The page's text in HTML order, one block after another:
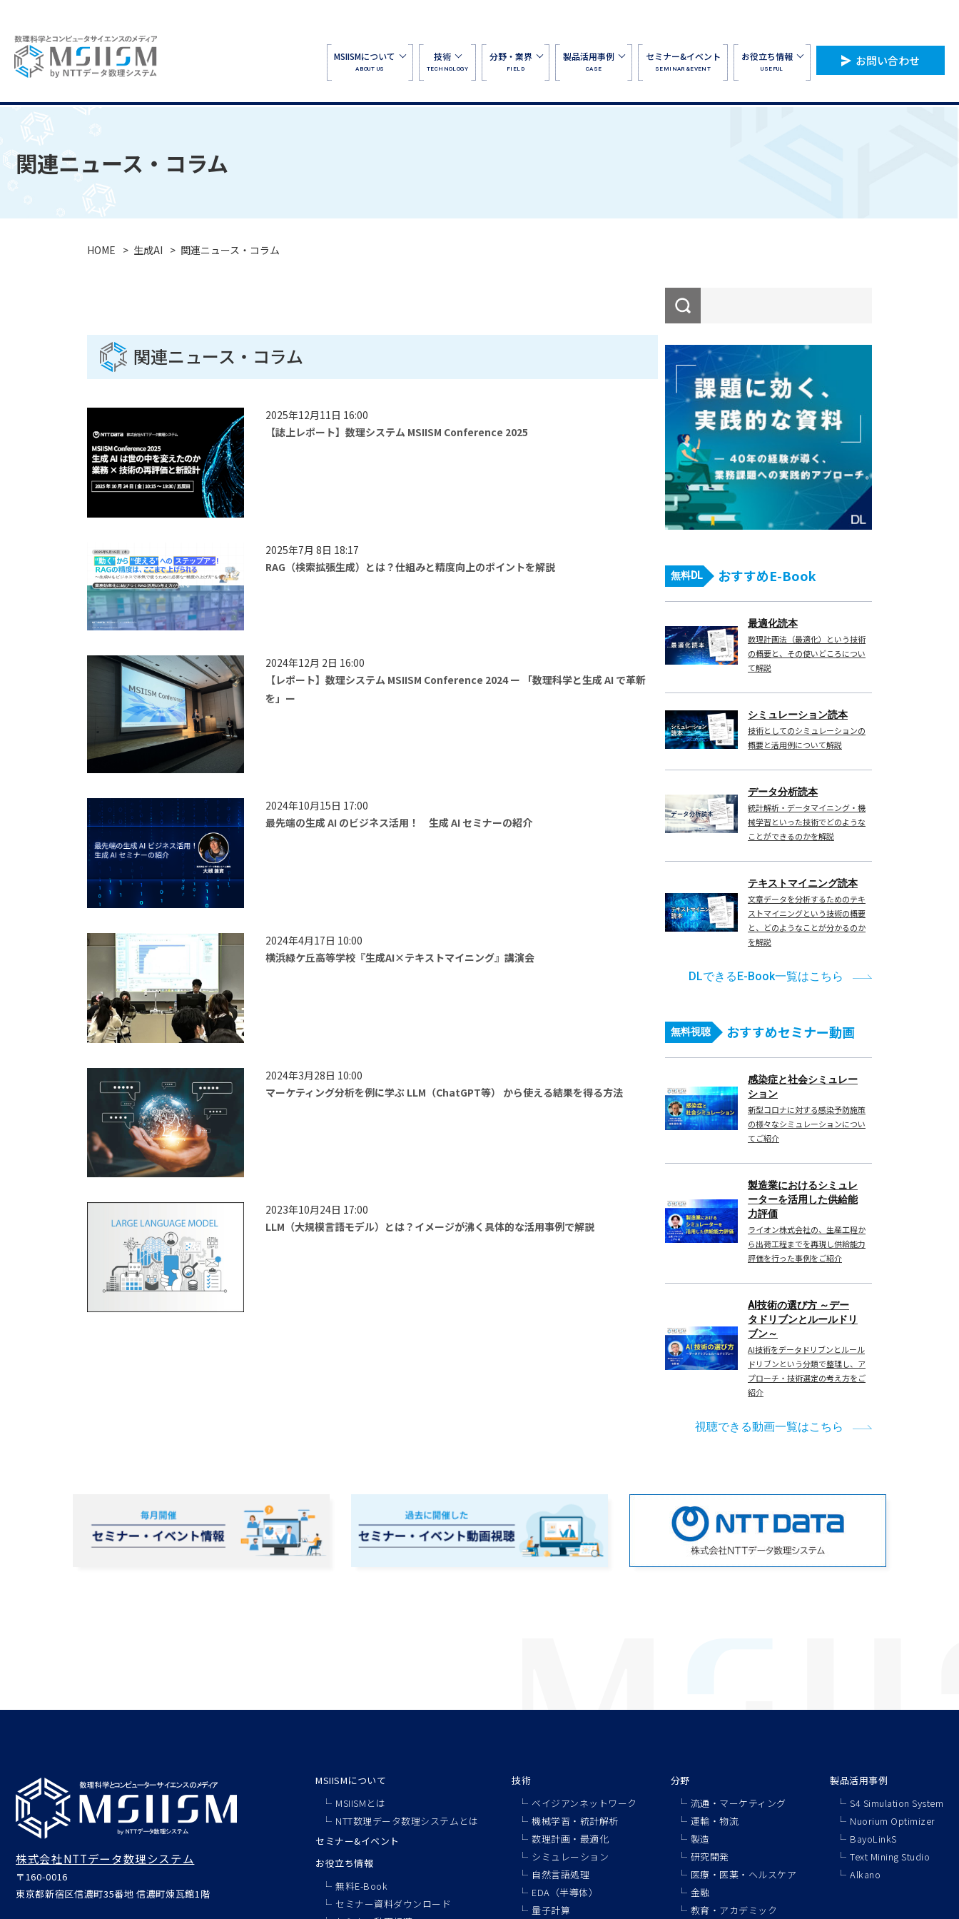
MSIISMについて
ABOUT US
技術
TECHNOLOGY
分野・業界
FIELD
製品活用事例
CASE
セミナー&イベント
SEMINAR&EVENT
お役立ち情報
USEFUL
お問い合わせ
関連ニュース・コラム
HOME 生成AI 関連ニュース・コラム
関連ニュース・コラム
2025年12月11日 16:00
【誌上レポート】数理システム MSIISM Conference 2025
2025年7月 8日 18:17
RAG（検索拡張生成）とは？仕組みと精度向上のポイントを解説
2024年12月 2日 16:00
【レポート】数理システム MSIISM Conference 2024 ー 「数理科学と生成 AI で革新
を」ー
2024年10月15日 17:00
最先端の生成 AI のビジネス活用！ 生成 AI セミナーの紹介
2024年4月17日 10:00
横浜緑ケ丘高等学校『生成AI×テキストマイニング』講演会
2024年3月28日 10:00
マーケティング分析を例に学ぶ LLM（ChatGPT等） から使える結果を得る方法
2023年10月24日 17:00
LLM（大規模言語モデル）とは？イメージが沸く具体的な活用事例で解説
無料DL おすすめE-Book
最適化読本
数理計画法（最適化）という技術
の概要と、その使いどころについ
て解説
シミュレーション読本
技術としてのシミュレーションの
概要と活用例について解説
データ分析読本
統計解析・データマイニング・機
械学習といった技術でどのような
ことができるのかを解説
テキストマイニング読本
文章データを分析するためのテキ
ストマイニングという技術の概要
と、どのようなことが分かるのか
を解説
DLできるE-Book一覧はこちら
無料視聴 おすすめセミナー動画
感染症と社会シミュレー
ション
新型コロナに対する感染予防施策
の様々なシミュレーションについ
てご紹介
製造業におけるシミュレ
ーターを活用した供給能
力評価
ライオン株式会社の、生産工程か
ら出荷工程までを再現し供給能力
評価を行った事例をご紹介
AI技術の選び方 ～デー
タドリブンとルールドリ
ブン～
AI技術をデータドリブンとルール
ドリブンという分類で整理し、ア
プローチ・技術選定の考え方をご
紹介
視聴できる動画一覧はこちら
株式会社NTTデータ数理システム
〒160-0016
東京都新宿区信濃町35番地 信濃町煉瓦館1階
MSIISMについて
MSIISMとは
NTT数理データ数理システムとは
セミナー&イベント
お役立ち情報
無料E-Book
セミナー資料ダウンロード
技術
ベイジアンネットワーク
機械学習・統計解析
数理計画・最適化
シミュレーション
自然言語処理
EDA（半導体）
量子計算
分野
流通・マーケティング
運輸・物流
製造
研究開発
医療・医薬・ヘルスケア
金融
教育・アカデミック
製品活用事例
S4 Simulation System
Nuorium Optimizer
BayoLinkS
Text Mining Studio
Alkano